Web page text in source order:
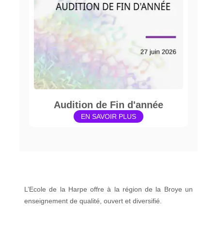
Audition de Fin d'année
EN SAVOIR PLUS
L’Ecole de la Harpe offre à la région de la Broye un
enseignement de qualité, ouvert et diversifié.